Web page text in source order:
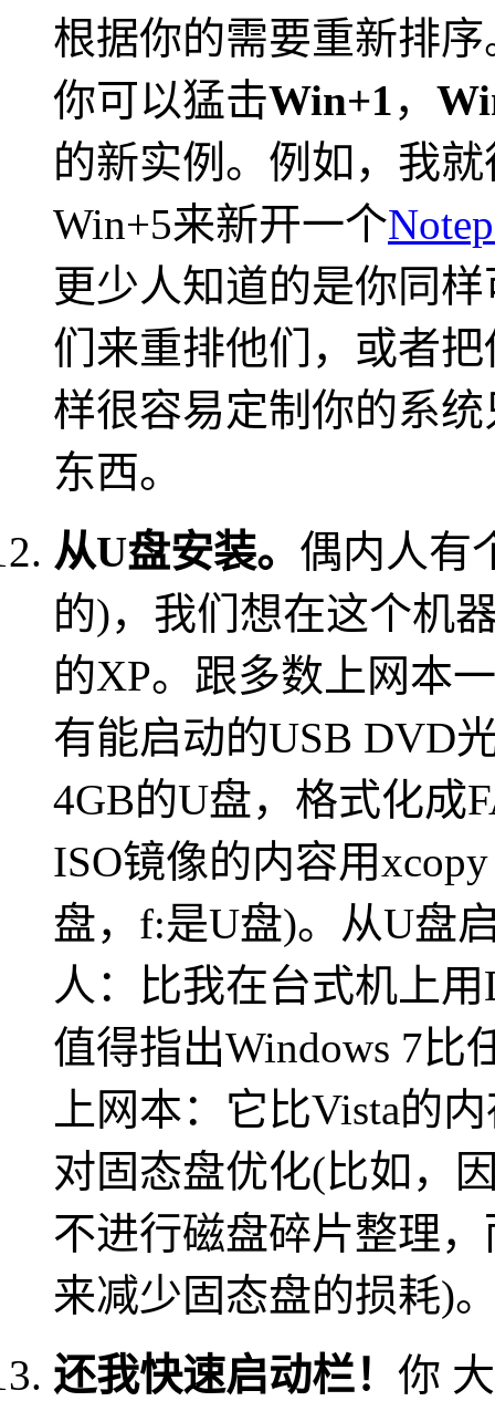
根据你的需要重新排
你可以猛击Win+1，
的新实例。例如，我
Win+5来新开一个
更少人知道的是你同
们来重排他们，或者
样很容易定制你的系
东西。
从U盘安装。 偶内人有
的)，我们想在这个机
的XP。跟多数上网本
有能启动的USB DVD
4GB的U盘，格式化成
ISO镜像的内容用
盘，f:是U盘)。从U盘
人：比我在台式机上
值得指出Windows 7比
上网本：它比Vista的
对固态盘优化(比如，
不进行磁盘碎片整理
来减少固态盘的损耗)
还我快速启动栏！ 你